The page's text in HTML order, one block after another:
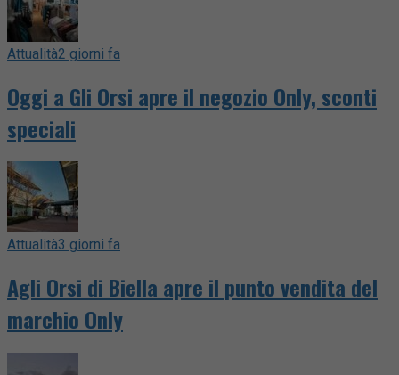
Attualità2 giorni fa
Oggi a Gli Orsi apre il negozio Only, sconti
speciali
Attualità3 giorni fa
Agli Orsi di Biella apre il punto vendita del
marchio Only